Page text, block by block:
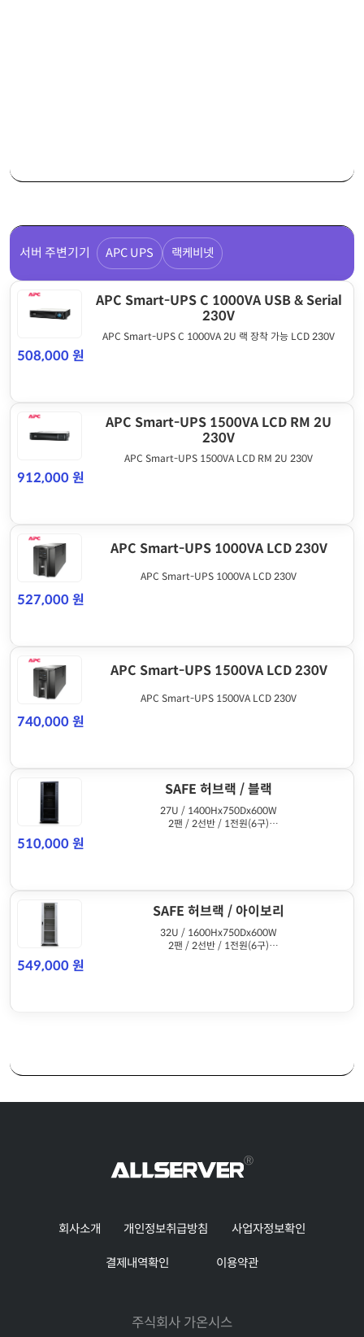
서버 주변기기 APC UPS 랙케비넷
APC Smart-UPS C 1000VA USB & Serial
230V
APC Smart-UPS C 1000VA 2U 랙 장착 가능 LCD 230V
508,000 원
APC Smart-UPS 1500VA LCD RM 2U
230V
APC Smart-UPS 1500VA LCD RM 2U 230V
912,000 원
APC Smart-UPS 1000VA LCD 230V
APC Smart-UPS 1000VA LCD 230V
527,000 원
APC Smart-UPS 1500VA LCD 230V
APC Smart-UPS 1500VA LCD 230V
740,000 원
SAFE 허브랙 / 블랙
27U / 1400Hx750Dx600W
2팬 / 2선반 / 1전원(6구)
510,000 원
SAFE 허브랙 / 아이보리
32U / 1600Hx750Dx600W
2팬 / 2선반 / 1전원(6구)
549,000 원
회사소개 개인정보취급방침 사업자정보확인
결제내역확인 이용약관
주식회사 가온시스